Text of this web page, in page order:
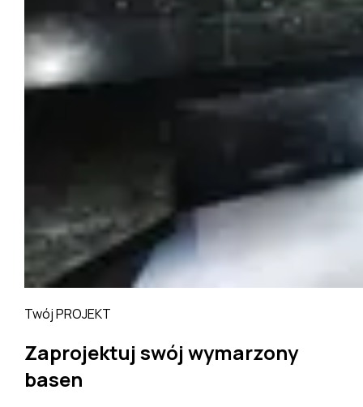
Twój PROJEKT
Zaprojektuj swój wymarzony
basen